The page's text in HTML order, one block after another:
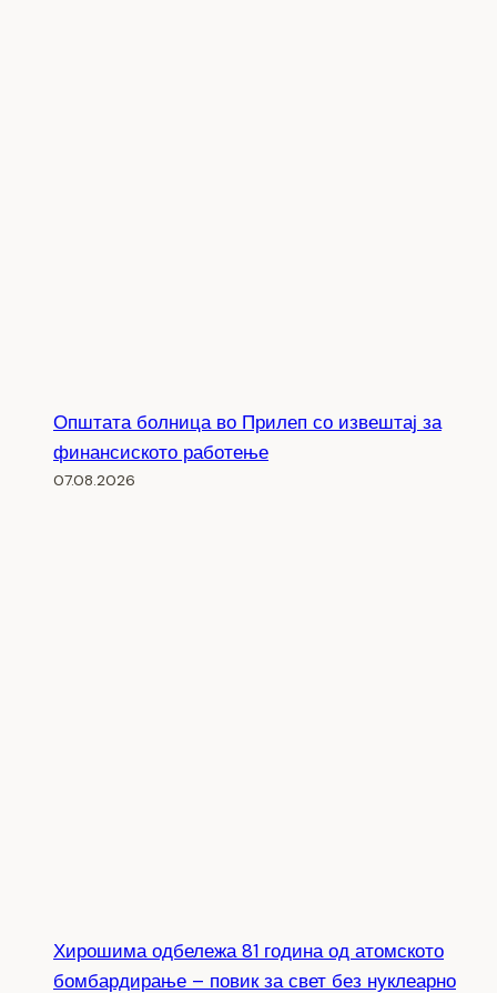
Општата болница во Прилеп со извештај за
финансиското работење
07.08.2026
Хирошима одбележа 81 година од атомското
бомбардирање – повик за свет без нуклеарно